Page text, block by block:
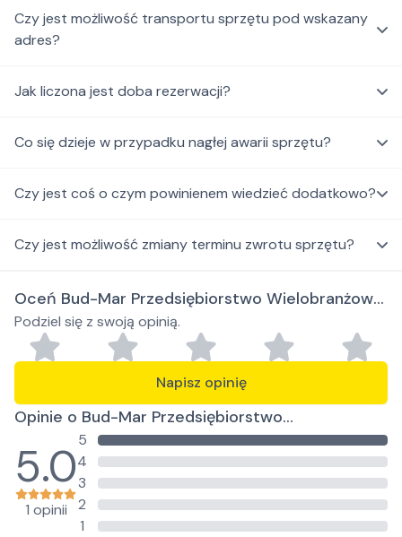
Czy jest możliwość transportu sprzętu pod wskazany
adres?
Jak liczona jest doba rezerwacji?
Co się dzieje w przypadku nagłej awarii sprzętu?
Czy jest coś o czym powinienem wiedzieć dodatkowo?
Czy jest możliwość zmiany terminu zwrotu sprzętu?
Oceń Bud-Mar Przedsiębiorstwo Wielobranżowe
Marcin Pączek
Podziel się z swoją opinią.
Napisz opinię
Opinie o Bud-Mar Przedsiębiorstwo
Wielobranżowe Marcin Pączek
5.0
1 opinii
5
4
3
2
1